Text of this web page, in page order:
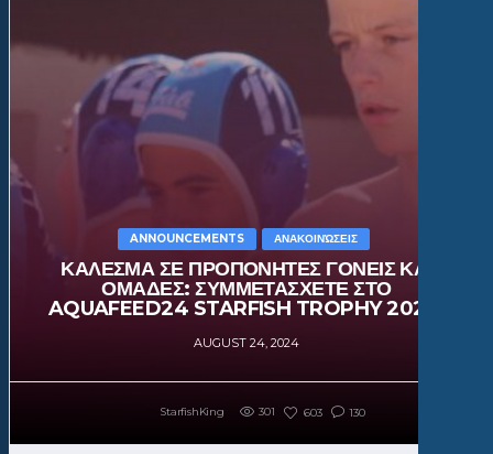
ANNOUNCEMENTS ΑΝΑΚΟΙΝΏΣΕΙΣ
ΚΑΛΕΣΜΑ ΣΕ ΠΡΟΠΟΝΗΤΕΣ ΓΟΝΕΙΣ ΚΑΙ
ΟΜΑΔΕΣ: ΣΥΜΜΕΤΑΣΧΕΤΕ ΣΤΟ
AQUAFEED24 STARFISH TROPHY 2024!
AUGUST 24, 2024
StarfishKing 301 603 130